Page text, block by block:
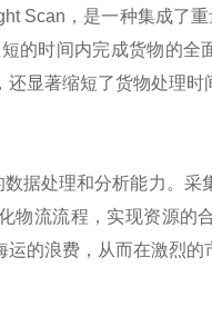
Scan，是一种集成了
的时间内完成货物的
显著缩短了货物处理时
据处理和分析能力。
物流流程，实现资源
的浪费，从而在激烈的